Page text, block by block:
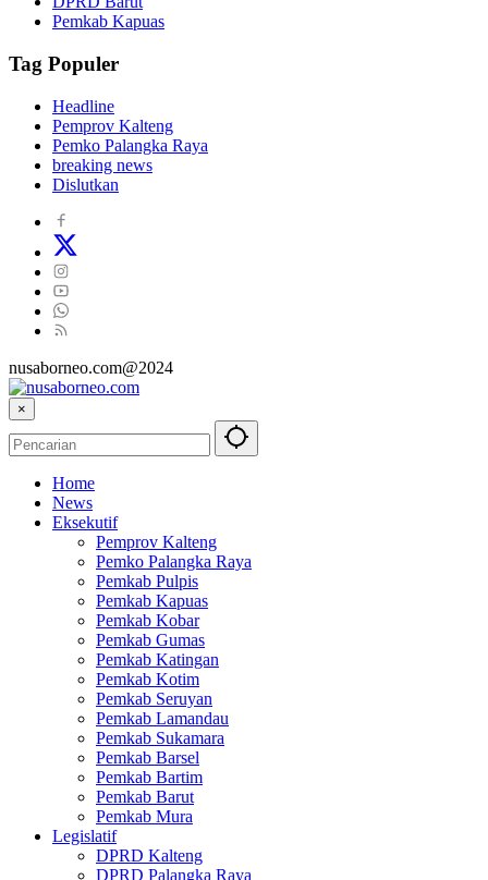
Pemkab Kapuas
Tag Populer
Headline
Pemprov Kalteng
Pemko Palangka Raya
breaking news
Dislutkan
nusaborneo.com@2024
×
Home
News
Eksekutif
Pemprov Kalteng
Pemko Palangka Raya
Pemkab Pulpis
Pemkab Kapuas
Pemkab Kobar
Pemkab Gumas
Pemkab Katingan
Pemkab Kotim
Pemkab Seruyan
Pemkab Lamandau
Pemkab Sukamara
Pemkab Barsel
Pemkab Bartim
Pemkab Barut
Pemkab Mura
Legislatif
DPRD Kalteng
DPRD Palangka Raya